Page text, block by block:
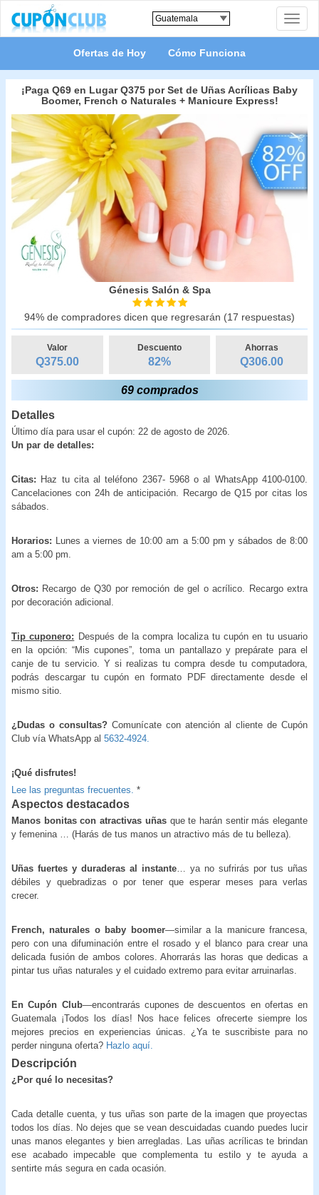
Toggle
Ofertas de Hoy Cómo Funciona
¡Paga Q69 en Lugar Q375 por Set de Uñas Acrílicas Baby
Boomer, French o Naturales + Manicure Express!
Génesis Salón & Spa
94% de compradores dicen que regresarán (17 respuestas)
Valor
Q375.00
Descuento
82%
Ahorras
Q306.00
69 comprados
Detalles
Último día para usar el cupón: 22 de agosto de 2026.
Un par de detalles:
Citas: Haz tu cita al teléfono 2367- 5968 o al WhatsApp 4100-0100.
Cancelaciones con 24h de anticipación. Recargo de Q15 por citas los
sábados.
Horarios:
Lunes a viernes de 10:00 am a 5:00 pm y sábados de 8:00
am a 5:00 pm.
Otros: Recargo de Q30 por remoción de gel o acrílico. Recargo extra
por decoración adicional.
Tip cuponero: Después de la compra localiza tu cupón en tu usuario
en la opción: “Mis cupones”, toma un pantallazo y prepárate para el
canje de tu servicio. Y si realizas tu compra desde tu computadora,
podrás descargar tu cupón en formato PDF directamente desde el
mismo sitio.
¿Dudas o consultas? Comunícate con atención al cliente de Cupón
Club vía WhatsApp al 5632-4924.
¡Qué disfrutes!
Lee las preguntas frecuentes. *
Aspectos destacados
Manos bonitas con atractivas uñasque te harán sentir más elegante
y femenina … (Harás de tus manos un atractivo más de tu belleza).
Uñas fuertes y duraderas al instante … ya no sufrirás por tus uñas
débiles y quebradizas o por tener que esperar meses para verlas
crecer.
French, naturales o baby boomer—similar a la manicure francesa,
pero con una difuminación entre el rosado y el blanco para crear una
delicada fusión de ambos colores. Ahorrarás las horas que dedicas a
pintar tus uñas naturales y el cuidado extremo para evitar arruinarlas.
En Cupón Club—encontrarás cupones de descuentos en ofertas en
Guatemala ¡Todos los días! Nos hace felices ofrecerte siempre los
mejores precios en experiencias únicas. ¿Ya te suscribiste para no
perder ninguna oferta? Hazlo aquí.
Descripción
¿Por qué lo necesitas?
Cada detalle cuenta, y tus uñas son parte de la imagen que proyectas
todos los días. No dejes que se vean descuidadas cuando puedes lucir
unas manos elegantes y bien arregladas. Las uñas acrílicas te brindan
ese acabado impecable que complementa tu estilo y te ayuda a
sentirte más segura en cada ocasión.